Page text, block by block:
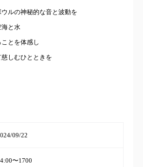
ルの神秘的な音と波動を
海と水
とを体感し
しむひとときを
09/22
〜1700